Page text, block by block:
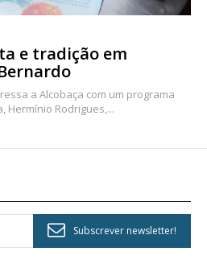
e tradição em
a Alcobaça com um programa
Hermínio Rodrigues,...
Subscrever newsletter!